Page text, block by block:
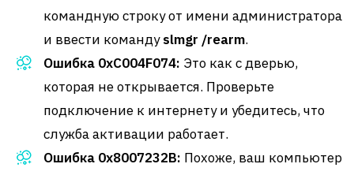
командную строку от имени администратора
и ввести командуslmgr /rearm.
Ошибка 0xC004F074: Это как с дверью,
которая не открывается. Проверьте
подключение к интернету и убедитесь, что
служба активации работает.
Ошибка 0x8007232B: Похоже, ваш компьютер